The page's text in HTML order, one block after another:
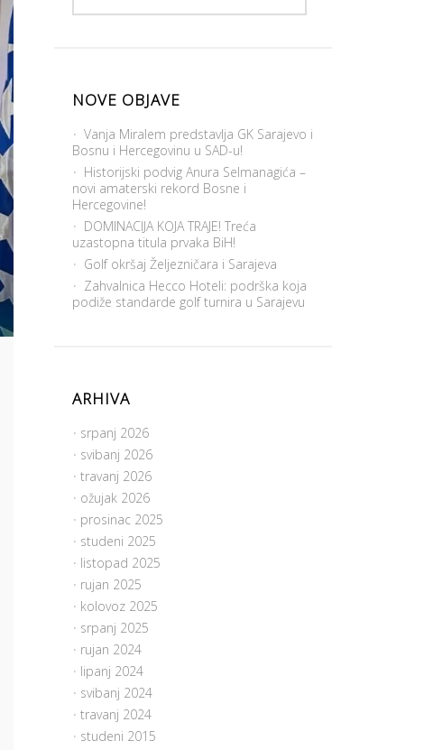
NOVE OBJAVE
Vanja Miralem predstavlja GK Sarajevo i
Bosnu i Hercegovinu u SAD-u!
Historijski podvig Anura Selmanagića –
novi amaterski rekord Bosne i
Hercegovine!
DOMINACIJA KOJA TRAJE! Treća
uzastopna titula prvaka BiH!
Golf okršaj Željezničara i Sarajeva
Zahvalnica Hecco Hoteli: podrška koja
podiže standarde golf turnira u Sarajevu
ARHIVA
srpanj 2026
svibanj 2026
travanj 2026
ožujak 2026
prosinac 2025
studeni 2025
listopad 2025
rujan 2025
kolovoz 2025
srpanj 2025
rujan 2024
lipanj 2024
svibanj 2024
travanj 2024
studeni 2015